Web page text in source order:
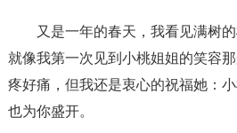
又是一年的春天，我看见满树
就像我第一次见到小桃姐姐的笑容
疼好痛，但我还是衷心的祝福她：
也为你盛开。